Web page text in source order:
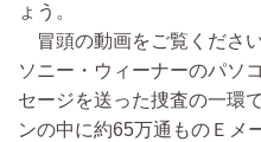
ょう。
冒頭の動画をご覧くださ
ソニー・ウィーナーのパソ
セージを送った捜査の一環
ンの中に約65万通ものＥメ